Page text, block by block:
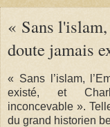
« Sans
doute jamais
« Sans l’islam,
existé, et
inconcevable ».
du grand historien